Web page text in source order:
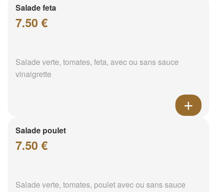
Salade feta
7.50 €
Salade verte, tomates, feta, avec ou sans sauce
vinaigrette
Salade poulet
7.50 €
Salade verte, tomates, poulet avec ou sans sauce